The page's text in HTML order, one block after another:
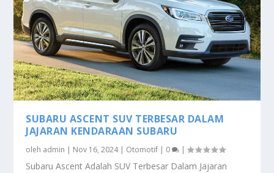
SUBARU ASCENT SUV TERBESAR DALAM
JAJARAN KENDARAAN SUBARU
oleh admin | Nov 16, 2024| Otomotif | 0 |
Subaru Ascent Adalah SUV Terbesar Dalam Jajaran